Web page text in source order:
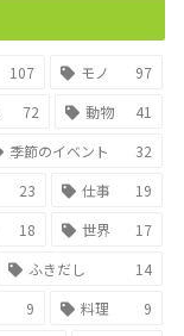
107 モノ
97
72 動物
41
季節のイベント
32
23 仕事
19
18 世界
17
ふきだし
14
9 料理
9